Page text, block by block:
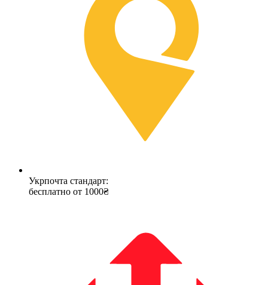
Укрпочта стандарт:
бесплатно от 1000₴